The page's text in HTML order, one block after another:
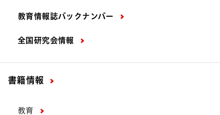
教育情報誌バックナンバー
全国研究会情報
書籍情報
教育